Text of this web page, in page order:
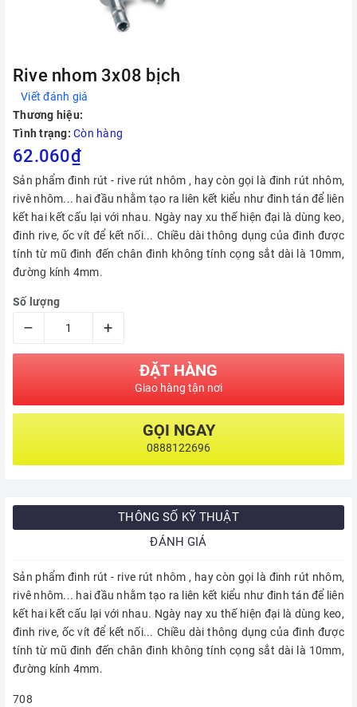
Rive nhom 3x08 bịch
Viết đánh giá
Thương hiệu:
Tình trạng: Còn hàng
62.060₫
Sản phẩm đinh rút - rive rút nhôm , hay còn gọi là đinh rút nhôm,
rivê nhôm... hai đầu nhằm tạo ra liên kết kiểu như đinh tán để liên
kết hai kết cấu lại với nhau. Ngày nay xu thế hiện đại là dùng keo,
đinh rive, ốc vít để kết nối... Chiều dài thông dụng của đinh được
tính từ mũ đinh đến chân đinh không tính cọng sắt dài là 10mm,
đường kính 4mm.
Số lượng
– +
ĐẶT HÀNG
Giao hàng tận nơi
GỌI NGAY
0888122696
THÔNG SỐ KỸ THUẬT
ĐÁNH GIÁ
Sản phẩm đinh rút - rive rút nhôm , hay còn gọi là đinh rút nhôm,
rivê nhôm... hai đầu nhằm tạo ra liên kết kiểu như đinh tán để liên
kết hai kết cấu lại với nhau. Ngày nay xu thế hiện đại là dùng keo,
đinh rive, ốc vít để kết nối... Chiều dài thông dụng của đinh được
tính từ mũ đinh đến chân đinh không tính cọng sắt dài là 10mm,
đường kính 4mm.
708